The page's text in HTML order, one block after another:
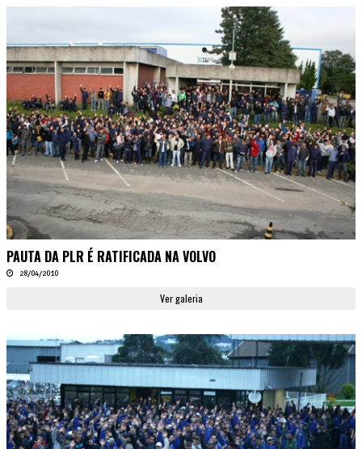
PAUTA DA PLR É RATIFICADA NA VOLVO
28/04/2010
Ver galeria